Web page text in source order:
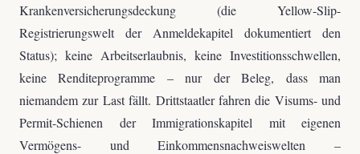
Krankenversicherungsdeckung (die Yellow-Slip-
Registrierungswelt der Anmeldekapitel dokumentiert den
Status); keine Arbeitserlaubnis, keine Investitionsschwellen,
keine Renditeprogramme – nur der Beleg, dass man
niemandem zur Last fällt. Drittstaatler fahren die Visums- und
Permit-Schienen der Immigrationskapitel mit eigenen
Vermögens- und Einkommensnachweiswelten –